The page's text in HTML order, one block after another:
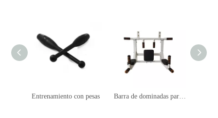
Entrenamiento con pesas Barra de dominadas para puerta